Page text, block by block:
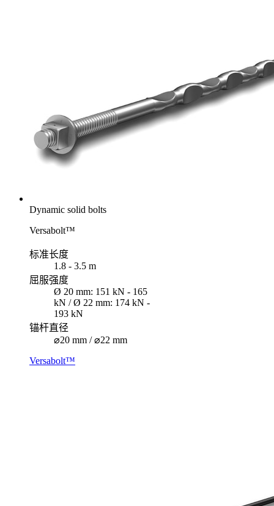
Dynamic solid bolts
Versabolt™
标准长度
1.8 - 3.5 m
屈服强度
Ø 20 mm: 151 kN - 165
kN / Ø 22 mm: 174 kN -
193 kN
锚杆直径
⌀20 mm / ⌀22 mm
Versabolt™